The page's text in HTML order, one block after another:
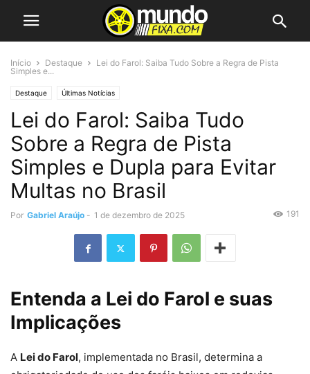
Início Destaque
Lei do Farol: Saiba Tudo Sobre a Regra de Pista
Simples e...
Destaque Últimas Notícias
Lei do Farol: Saiba Tudo
Sobre a Regra de Pista
Simples e Dupla para Evitar
Multas no Brasil
Por Gabriel Araújo - 1 de dezembro de 2025 191
Entenda a Lei do Farol e suas
Implicações
A Lei do Farol, implementada no Brasil, determina a